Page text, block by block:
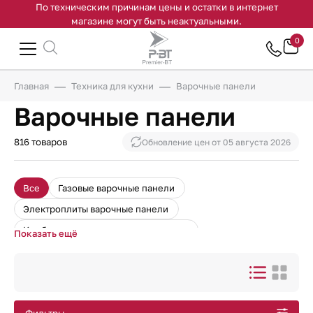
По техническим причинам цены и остатки в интернет
магазине могут быть неактуальными.
0
Главная Техника для кухни Варочные панели
Варочные панели
816 товаров Обновление цен от 05 августа 2026
Все
Газовые варочные панели
Электроплиты варочные панели
Комбинированные варочные панели
Показать ещё